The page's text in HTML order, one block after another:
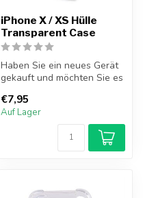
iPhone X / XS Hülle
Transparent Case
Haben Sie ein neues Gerät
gekauft und möchten Sie es
schützen...
€7,95
Auf Lager